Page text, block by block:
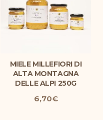
MIELE MILLEFIORI DI
ALTA MONTAGNA
DELLE ALPI 250G
6,70€